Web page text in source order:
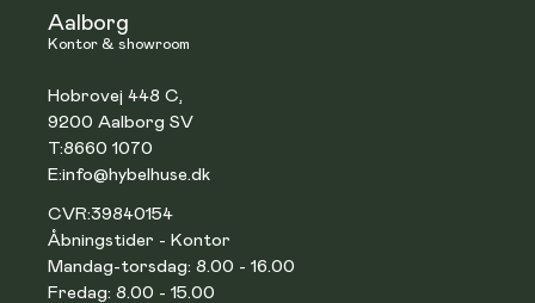
Aalborg
Kontor & showroom
Hobrovej 448 C,
9200 Aalborg SV
T:8660 1070
E:info@hybelhuse.dk
CVR:39840154
Åbningstider - Kontor
Mandag-torsdag: 8.00 - 16.00
Fredag: 8.00 - 15.00